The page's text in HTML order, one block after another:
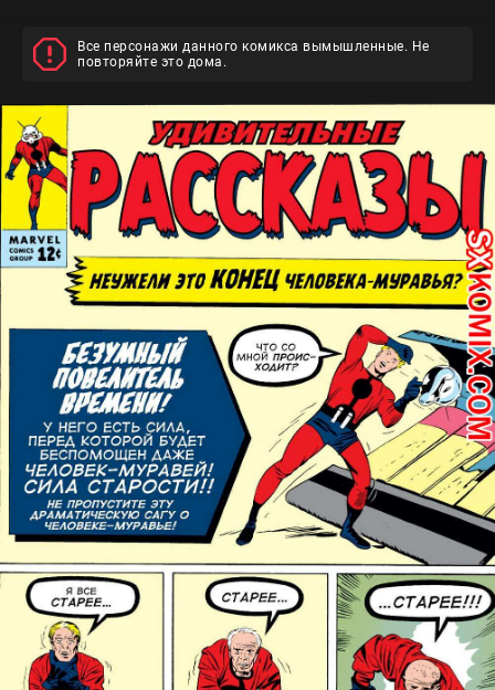
Все персонажи данного комикса вымышленные. Не
повторяйте это дома.